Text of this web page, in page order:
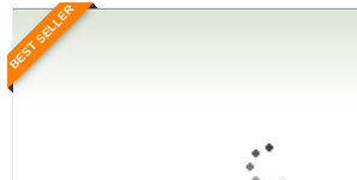
BEST SELLER